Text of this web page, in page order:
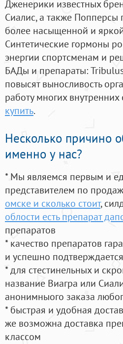
Дженерики известных
Сиалис, а также Попперсы
более насыщенной и
Синтетические гормоны
энергии спортсменам и
БАДы и препараты:
повысят выносливость
работу многих
купить.
Несколько причино
именно у нас?
* Мы являемся первым и
представителем по
омске и сколько стоит,
облости есть препарат
препаратов
* качество препаратов
и успешно
* для стестинельных и
название Виагра или
анонимныого заказа
* быстрая и удобная
же возможна доставка
классом